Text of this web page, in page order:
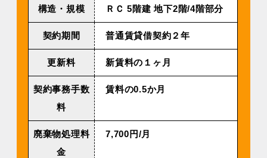
構造・規模 ＲＣ 5階建 地下2階/4階部分
契約期間 普通賃貸借契約２年
更新料 新賃料の１ヶ月
契約事務手数
料
賃料の0.5か月
廃棄物処理料
金
7,700円/月